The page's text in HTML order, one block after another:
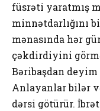
füsrəti yaratmış
minnətdarlığını
mənasında hər
çəkdirdiyini
Bəribaşdan
Anlayanlar bilər
dərsi götürür.